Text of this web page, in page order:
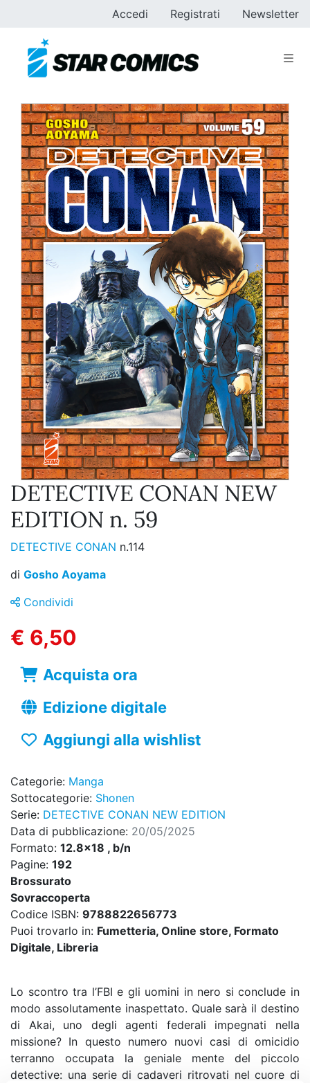
Accedi Registrati Newsletter
DETECTIVE CONAN NEW
EDITION n. 59
DETECTIVE CONAN n.114
di Gosho Aoyama
Condividi
€ 6,50
Acquista ora
Edizione digitale
Aggiungi alla wishlist
Categorie: Manga
Sottocategorie: Shonen
Serie: DETECTIVE CONAN NEW EDITION
Data di pubblicazione: 20/05/2025
Formato: 12.8x18 , b/n
Pagine: 192
Brossurato
Sovraccoperta
Codice ISBN: 9788822656773
Puoi trovarlo in: Fumetteria, Online store, Formato
Digitale, Libreria
Lo scontro tra l’FBI e gli uomini in nero si conclude in
modo assolutamente inaspettato. Quale sarà il destino
di Akai, uno degli agenti federali impegnati nella
missione? In questo numero nuovi casi di omicidio
terranno occupata la geniale mente del piccolo
detective: una serie di cadaveri ritrovati nel cuore di